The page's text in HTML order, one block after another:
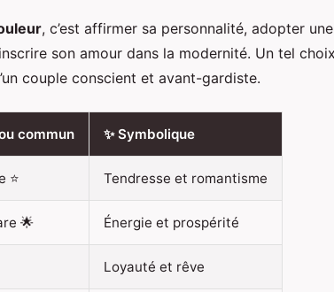
, c’est affirmer sa personnalité, adopter
son amour dans la modernité. Un tel
couple conscient et avant-gardiste.
commun ✨ Symbolique
⭐️ Tendresse et romantisme
🌟 Énergie et prospérité
Loyauté et rêve